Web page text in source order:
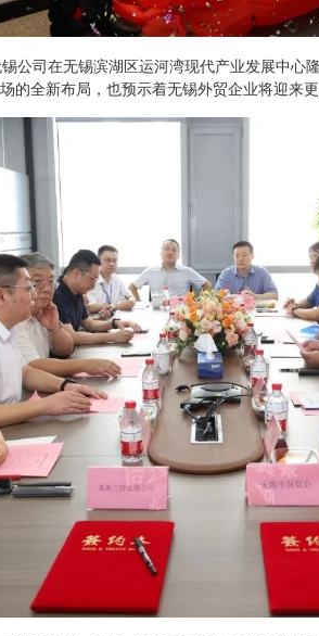
公司在无锡滨湖区运河湾现代产业发展中心
的全新布局，也预示着无锡外贸企业将迎来更